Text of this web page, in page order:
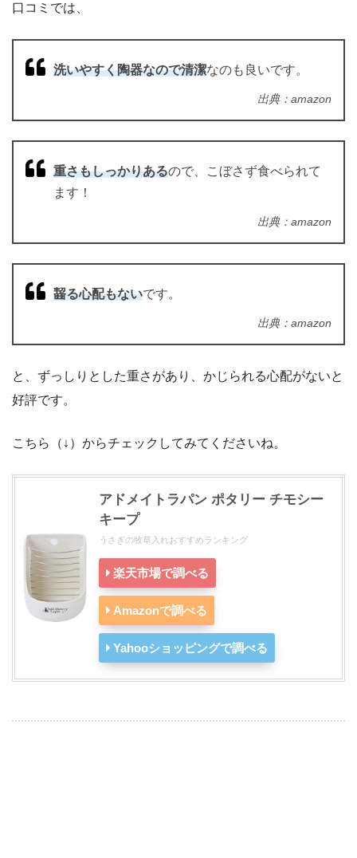
口コミでは、
洗いやすく陶器なので清潔なのも良いです。
出典：amazon
重さもしっかりあるので、こぼさず食べられて
ます！
出典：amazon
齧る心配もないです。
出典：amazon
と、ずっしりとした重さがあり、かじられる心配がないと
好評です。
こちら（↓）からチェックしてみてくださいね。
アドメイトラパン ポタリー チモシー
キープ
うさぎの牧草入れおすすめランキング
楽天市場で調べる
Amazonで調べる
Yahooショッピングで調べる